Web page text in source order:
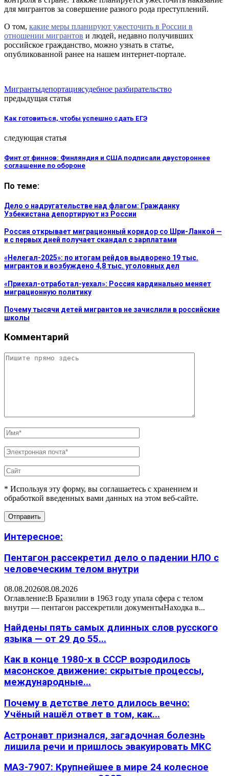
для мигрантов за совершение разного рода преступлений.
О том, какие меры планируют ужесточить в России в
отношении мигрантов и людей, недавно получивших
российское гражданство, можно узнать в статье,
опубликованной ранее на нашем интернет-портале.
Мигрантыдепортациясудебное разбирательство
предыдущая статья
Как готовиться, чтобы успешно сдать ЕГЭ
следующая статья
Финт от финнов: Финляндия и США подписали двустороннее
соглашение по обороне
По теме:
Дело о надругательстве над флагом: Гражданку
Узбекистана депортируют из России
Россия открывает миграционный коридор со Шри-Ланкой —
и с первых дней получает скандал с зарплатами
«Нелегал-2025»: по итогам рейдов выдворено 19 тыс.
мигрантов и возбуждено 4,8 тыс. уголовных дел
«Приехал-отработал-уехал»: Россия кардинально меняет
миграционную политику
Почему тысячи детей мигрантов не зачислили в российские
школы
Комментарий
* Используя эту форму, вы соглашаетесь с хранением и
обработкой введенных вами данных на этом веб-сайте.
Интересное:
Пентагон рассекретил дело о падении НЛО с
человеческим телом внутри
08.08.202608.08.2026
Оглавление:В Бразилии в 1963 году упала сфера с телом
внутри — пентагон рассекретили документыНаходка в...
Найдены пять самых длинных слов русского
языка — от 29 до 55...
Как в конце 1980-х в СССР возродилось
масонское движение: скрытые процессы,
международные...
Почему в детстве лето длилось вечно:
Учёный нашёл ответ в том, как...
Астронавт признался, загадочная болезнь
лишила речи и пришлось эвакуировать МКС
МАЗ-7907: Крупнейшее в мире 24 колесное